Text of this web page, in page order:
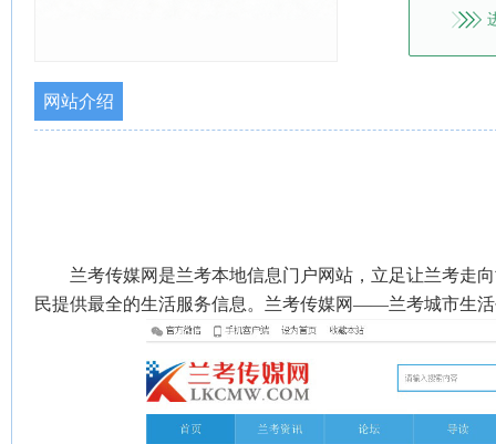
网站介绍
兰考传媒网是兰考本地信息门户网站，立足让兰考走
民提供最全的生活服务信息。兰考传媒网——兰考城市生